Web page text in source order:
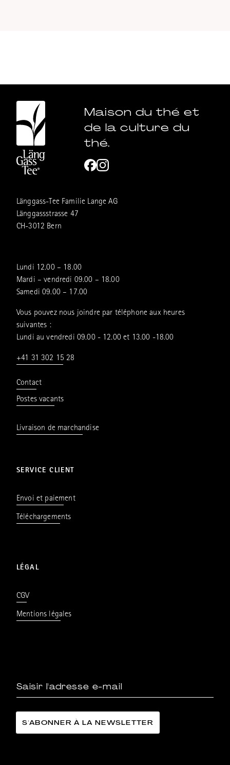
Maison du thé et
de la culture du
thé.
Länggass-Tee Familie Lange AG
Länggassstrasse 47
CH-3012 Bern
Lundi 12.00 – 18.00
Mardi – vendredi 09.00 – 18.00
Samedi 09.00 – 17.00
Vous pouvez nous joindre par téléphone aux heures
suivantes :
Lundi au vendredi 09.00 - 12.00 et 13.00 -18.00
+41 31 302 15 28
Contact
Postes vacants
Livraison de marchandise
SERVICE CLIENT
Envoi et paiement
Téléchargements
LÉGAL
CGV
Mentions légales